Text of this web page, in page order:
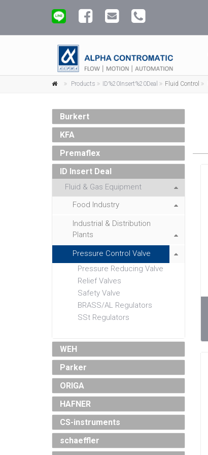
Products ID%20Insert%20Deal Fluid Control
Burkert
KFA
Premaflex
ID Insert Deal
Fluid & Gas Equipment
Food Industry
Industrial & Distribution
Plants
Pressure Control Valve
Pressure Reducing Valve
Relief Valves
Safety Valve
BRASS/AL Regulators
SSt Regulators
WEH
Parker
ORIGA
HAFNER
CS-instruments
schaeffler